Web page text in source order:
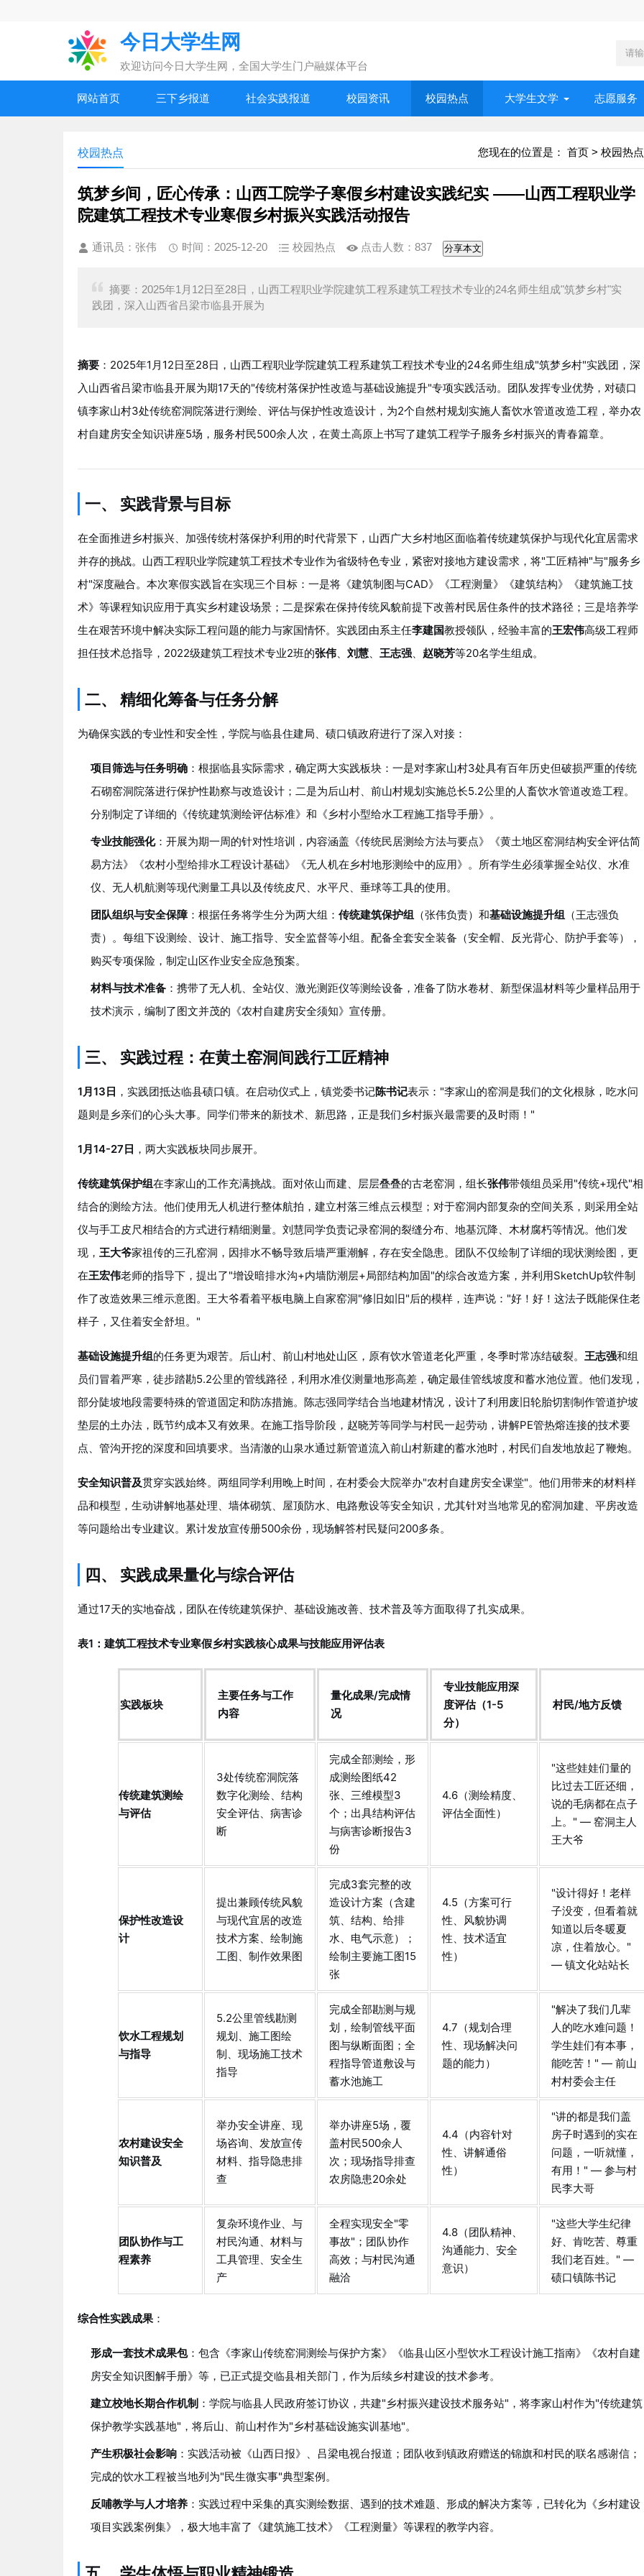
今日大学生网
欢迎访问今日大学生网，全国大学生门户融媒体平台
网站首页 三下乡报道 社会实践报道 校园资讯 校园热点 大学生文学 志愿服务
您现在的位置是： 首页 > 校园热点
校园热点
筑梦乡间，匠心传承：山西工院学子寒假乡村建设实践纪实 ——山西工程职业学
院建筑工程技术专业寒假乡村振兴实践活动报告
通讯员：张伟 时间：2025-12-20 校园热点 点击人数： 837 分享本文
摘要：2025年1月12日至28日，山西工程职业学院建筑工程系建筑工程技术专业的24名师生组成"筑梦乡村"实
践团，深入山西省吕梁市临县开展为
摘要 ：2025年1月12日至28日，山西工程职业学院建筑工程系建筑工程技术专业的24名师生组成"筑梦乡村"实践团，深
入山西省吕梁市临县开展为期17天的"传统村落保护性改造与基础设施提升"专项实践活动。团队发挥专业优势，对碛口
镇李家山村3处传统窑洞院落进行测绘、评估与保护性改造设计，为2个自然村规划实施人畜饮水管道改造工程，举办农
村自建房安全知识讲座5场，服务村民500余人次，在黄土高原上书写了建筑工程学子服务乡村振兴的青春篇章。
一、 实践背景与目标
在全面推进乡村振兴、加强传统村落保护利用的时代背景下，山西广大乡村地区面临着传统建筑保护与现代化宜居需求
并存的挑战。山西工程职业学院建筑工程技术专业作为省级特色专业，紧密对接地方建设需求，将"工匠精神"与"服务乡
村"深度融合。本次寒假实践旨在实现三个目标：一是将《建筑制图与CAD》《工程测量》《建筑结构》《建筑施工技
术》等课程知识应用于真实乡村建设场景；二是探索在保持传统风貌前提下改善村民居住条件的技术路径；三是培养学
生在艰苦环境中解决实际工程问题的能力与家国情怀。实践团由系主任李建国教授领队，经验丰富的王宏伟高级工程师
担任技术总指导，2022级建筑工程技术专业2班的张伟、 刘慧、 王志强、 赵晓芳等20名学生组成。
二、 精细化筹备与任务分解
为确保实践的专业性和安全性，学院与临县住建局、碛口镇政府进行了深入对接：
项目筛选与任务明确 ：根据临县实际需求，确定两大实践板块：一是对李家山村3处具有百年历史但破损严重的传统
石砌窑洞院落进行保护性勘察与改造设计；二是为后山村、前山村规划实施总长5.2公里的人畜饮水管道改造工程。
分别制定了详细的《传统建筑测绘评估标准》和《乡村小型给水工程施工指导手册》。
专业技能强化：开展为期一周的针对性培训，内容涵盖《传统民居测绘方法与要点》《黄土地区窑洞结构安全评估简
易方法》《农村小型给排水工程设计基础》《无人机在乡村地形测绘中的应用》。所有学生必须掌握全站仪、水准
仪、无人机航测等现代测量工具以及传统皮尺、水平尺、垂球等工具的使用。
团队组织与安全保障：根据任务将学生分为两大组： 传统建筑保护组 （张伟负责）和基础设施提升组 （王志强负
责）。每组下设测绘、设计、施工指导、安全监督等小组。配备全套安全装备（安全帽、反光背心、防护手套等），
购买专项保险，制定山区作业安全应急预案。
材料与技术准备 ：携带了无人机、全站仪、激光测距仪等测绘设备，准备了防水卷材、新型保温材料等少量样品用于
技术演示，编制了图文并茂的《农村自建房安全须知》宣传册。
三、 实践过程：在黄土窑洞间践行工匠精神
1月13日 ，实践团抵达临县碛口镇。在启动仪式上，镇党委书记陈书记表示："李家山的窑洞是我们的文化根脉，吃水问
题则是乡亲们的心头大事。同学们带来的新技术、新思路，正是我们乡村振兴最需要的及时雨！"
1月14-27日 ，两大实践板块同步展开。
传统建筑保护组在李家山的工作充满挑战。面对依山而建、层层叠叠的古老窑洞，组长张伟带领组员采用"传统+现代"相
结合的测绘方法。他们使用无人机进行整体航拍，建立村落三维点云模型；对于窑洞内部复杂的空间关系，则采用全站
仪与手工皮尺相结合的方式进行精细测量。刘慧同学负责记录窑洞的裂缝分布、地基沉降、木材腐朽等情况。他们发
现， 王大爷家祖传的三孔窑洞，因排水不畅导致后墙严重潮解，存在安全隐患。团队不仅绘制了详细的现状测绘图，更
在王宏伟老师的指导下，提出了"增设暗排水沟+内墙防潮层+局部结构加固"的综合改造方案，并利用SketchUp软件制
作了改造效果三维示意图。王大爷看着平板电脑上自家窑洞"修旧如旧"后的模样，连声说："好！好！这法子既能保住老
样子，又住着安全舒坦。"
基础设施提升组的任务更为艰苦。后山村、前山村地处山区，原有饮水管道老化严重，冬季时常冻结破裂。 王志强和组
员们冒着严寒，徒步踏勘5.2公里的管线路径，利用水准仪测量地形高差，确定最佳管线坡度和蓄水池位置。他们发现，
部分陡坡地段需要特殊的管道固定和防冻措施。陈志强同学结合当地建材情况，设计了利用废旧轮胎切割制作管道护坡
垫层的土办法，既节约成本又有效果。在施工指导阶段，赵晓芳等同学与村民一起劳动，讲解PE管热熔连接的技术要
点、管沟开挖的深度和回填要求。当清澈的山泉水通过新管道流入前山村新建的蓄水池时，村民们自发地放起了鞭炮。
安全知识普及贯穿实践始终。两组同学利用晚上时间，在村委会大院举办"农村自建房安全课堂"。他们用带来的材料样
品和模型，生动讲解地基处理、墙体砌筑、屋顶防水、电路敷设等安全知识，尤其针对当地常见的窑洞加建、平房改造
等问题给出专业建议。累计发放宣传册500余份，现场解答村民疑问200多条。
四、 实践成果量化与综合评估
通过17天的实地奋战，团队在传统建筑保护、基础设施改善、技术普及等方面取得了扎实成果。
表1：建筑工程技术专业寒假乡村实践核心成果与技能应用评估表
实践板块
主要任务与工作
内容
量化成果/完成情
况
专业技能应用深
度评估（1-5
分）
村民/地方反馈
传统建筑测绘
与评估
3处传统窑洞院落
数字化测绘、结构
安全评估、病害诊
断
完成全部测绘，形
成测绘图纸42
张、三维模型3
个；出具结构评估
与病害诊断报告3
份
4.6（测绘精度、
评估全面性）
"这些娃娃们量的
比过去工匠还细，
说的毛病都在点子
上。" — 窑洞主人
王大爷
保护性改造设
计
提出兼顾传统风貌
与现代宜居的改造
技术方案、绘制施
工图、制作效果图
完成3套完整的改
造设计方案（含建
筑、结构、给排
水、电气示意）；
绘制主要施工图15
张
4.5（方案可行
性、风貌协调
性、技术适宜
性）
"设计得好！老样
子没变，但看着就
知道以后冬暖夏
凉，住着放心。"
— 镇文化站站长
饮水工程规划
与指导
5.2公里管线勘测
规划、施工图绘
制、现场施工技术
指导
完成全部勘测与规
划，绘制管线平面
图与纵断面图；全
程指导管道敷设与
蓄水池施工
4.7（规划合理
性、现场解决问
题的能力）
"解决了我们几辈
人的吃水难问题！
学生娃们有本事，
能吃苦！" — 前山
村村委会主任
农村建设安全
知识普及
举办安全讲座、现
场咨询、发放宣传
材料、指导隐患排
查
举办讲座5场，覆
盖村民500余人
次；现场指导排查
农房隐患20余处
4.4（内容针对
性、讲解通俗
性）
"讲的都是我们盖
房子时遇到的实在
问题，一听就懂，
有用！" — 参与村
民李大哥
团队协作与工
程素养
复杂环境作业、与
村民沟通、材料与
工具管理、安全生
产
全程实现安全"零
事故"；团队协作
高效；与村民沟通
融洽
4.8（团队精神、
沟通能力、安全
意识）
"这些大学生纪律
好、肯吃苦、尊重
我们老百姓。" —
碛口镇陈书记
综合性实践成果 ：
形成一套技术成果包：包含《李家山传统窑洞测绘与保护方案》《临县山区小型饮水工程设计施工指南》《农村自建
房安全知识图解手册》等，已正式提交临县相关部门，作为后续乡村建设的技术参考。
建立校地长期合作机制 ：学院与临县人民政府签订协议，共建"乡村振兴建设技术服务站"，将李家山村作为"传统建筑
保护教学实践基地"，将后山、前山村作为"乡村基础设施实训基地"。
产生积极社会影响 ：实践活动被《山西日报》、吕梁电视台报道；团队收到镇政府赠送的锦旗和村民的联名感谢信；
完成的饮水工程被当地列为"民生微实事"典型案例。
反哺教学与人才培养 ：实践过程中采集的真实测绘数据、遇到的技术难题、形成的解决方案等，已转化为《乡村建设
项目实践案例集》，极大地丰富了《建筑施工技术》《工程测量》等课程的教学内容。